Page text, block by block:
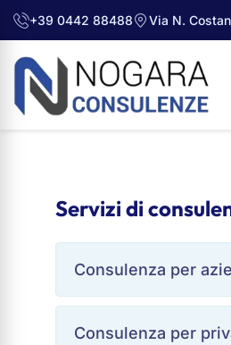
+39 0442 88488 Via N.
Servizi di
Consulenza per
Consulenza per